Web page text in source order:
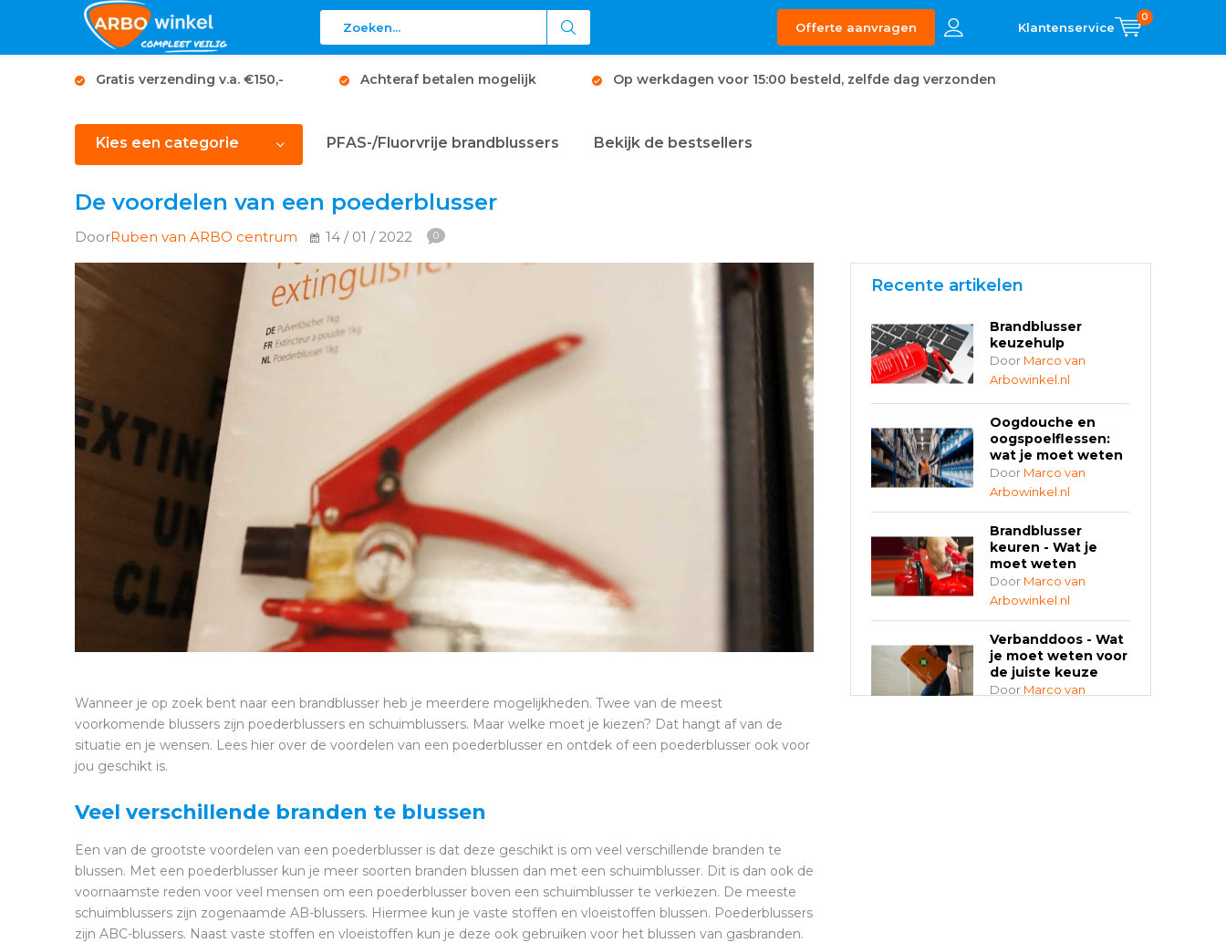
Offerte aanvragen
0
Gratis verzending v.a. €150,- Achteraf betalen mogelijk Op werkdagen voor 15:00 besteld, zelfde dag verzonden
Kies een categorie PFAS-/Fluorvrije brandblussers Bekijk de bestsellers
De voordelen van een poederblusser
DoorRuben van ARBO centrum 14 / 01 / 2022 0
Wanneer je op zoek bent naar een brandblusser heb je meerdere mogelijkheden. Twee van de meest
voorkomende blussers zijn poederblussers en schuimblussers. Maar welke moet je kiezen? Dat hangt af van de
situatie en je wensen. Lees hier over de voordelen van een poederblusser en ontdek of een poederblusser ook voor
jou geschikt is.
Veel verschillende branden te blussen
Een van de grootste voordelen van een poederblusser is dat deze geschikt is om veel verschillende branden te
blussen. Met een poederblusser kun je meer soorten branden blussen dan met een schuimblusser. Dit is dan ook de
voornaamste reden voor veel mensen om een poederblusser boven een schuimblusser te verkiezen. De meeste
schuimblussers zijn zogenaamde AB-blussers. Hiermee kun je vaste stoffen en vloeistoffen blussen. Poederblussers
zijn ABC-blussers. Naast vaste stoffen en vloeistoffen kun je deze ook gebruiken voor het blussen van gasbranden.
Recente artikelen
Brandblusser
keuzehulp
Door Marco van
Arbowinkel.nl
Oogdouche en
oogspoelflessen:
wat je moet weten
Door Marco van
Arbowinkel.nl
Brandblusser
keuren - Wat je
moet weten
Door Marco van
Arbowinkel.nl
Verbanddoos - Wat
je moet weten voor
de juiste keuze
Door Marco van